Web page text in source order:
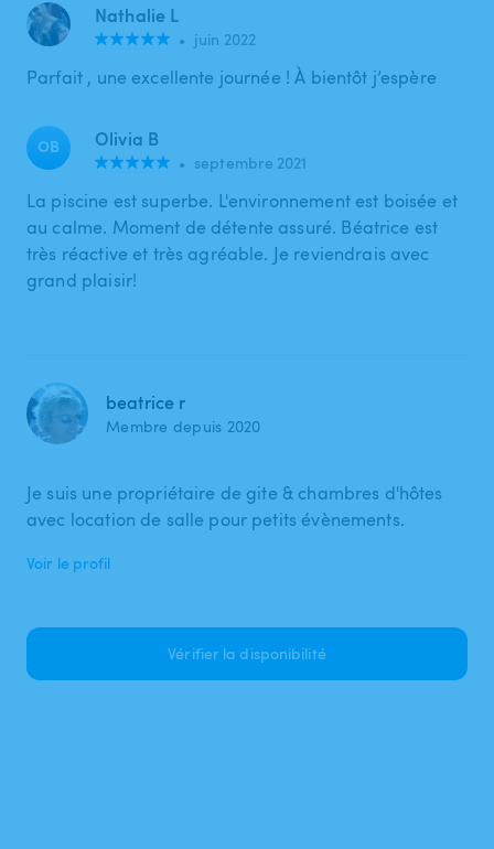
Nathalie L
• juin 2022
Parfait , une excellente journée ! À bientôt j’espère
OB Olivia B
• septembre 2021
La piscine est superbe. L'environnement est boisée et
au calme. Moment de détente assuré. Béatrice est
très réactive et très agréable. Je reviendrais avec
grand plaisir!
beatrice r
Membre depuis 2020
Je suis une propriétaire de gite & chambres d'hôtes
avec location de salle pour petits évènements.
Voir le profil
Vérifier la disponibilité